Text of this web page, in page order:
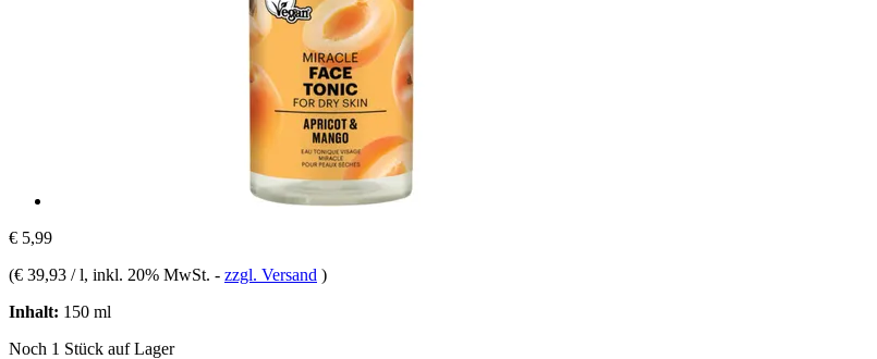
€ 5,99
(€ 39,93 / l, inkl. 20% MwSt. - zzgl. Versand )
Inhalt: 150 ml
Noch 1 Stück auf Lager